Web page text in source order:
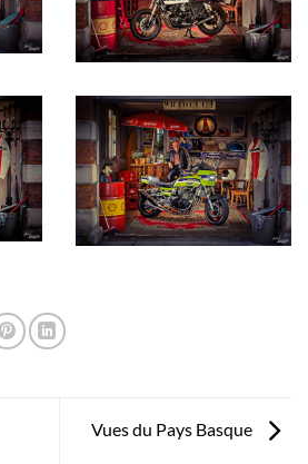
Vues du Pays Basque